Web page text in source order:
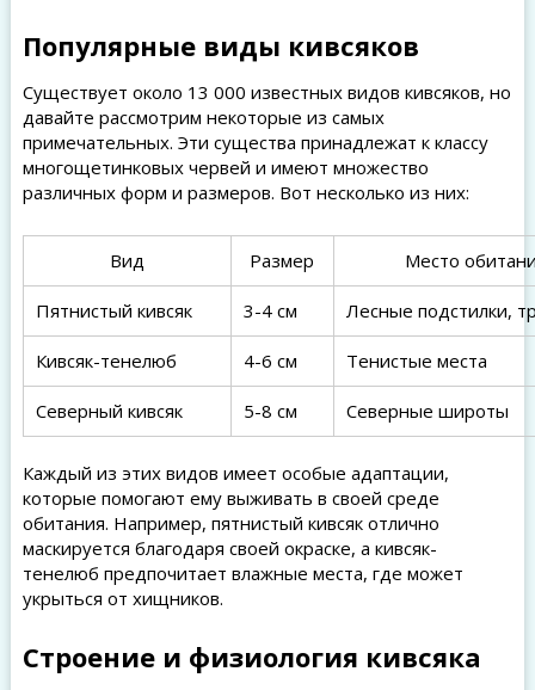
Популярные виды кивсяков
Существует около 13 000 известных видов кивсяков, но
давайте рассмотрим некоторые из самых
примечательных. Эти существа принадлежат к классу
многощетинковых червей и имеют множество
различных форм и размеров. Вот несколько из них:
Вид Размер Место
Пятнистый кивсяк 3-4 см Лесные подстилки,
Кивсяк-тенелюб 4-6 см Тенистые места
Северный кивсяк 5-8 см Северные широты
Каждый из этих видов имеет особые адаптации,
которые помогают ему выживать в своей среде
обитания. Например, пятнистый кивсяк отлично
маскируется благодаря своей окраске, а кивсяк-
тенелюб предпочитает влажные места, где может
укрыться от хищников.
Строение и физиология кивсяка